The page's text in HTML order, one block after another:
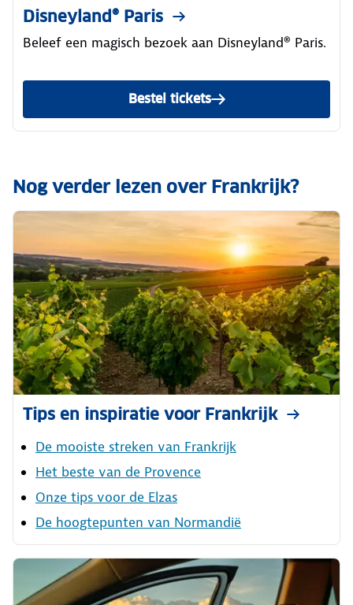
Disneyland® Paris
Beleef een magisch bezoek aan Disneyland® Paris.
Bestel tickets
Nog verder lezen over Frankrijk?
Tips en inspiratie voor Frankrijk
De mooiste streken van Frankrijk
Het beste van de Provence
Onze tips voor de Elzas
De hoogtepunten van Normandië